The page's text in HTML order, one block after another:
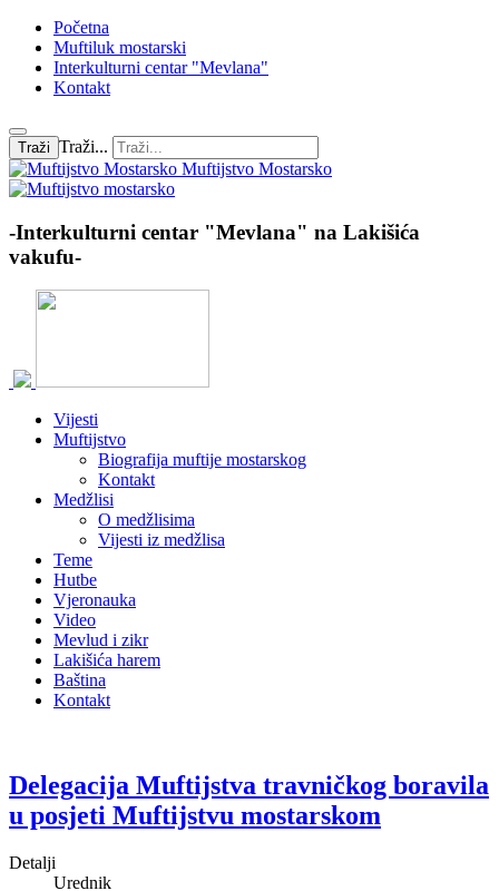
Početna
Muftiluk mostarski
Interkulturni centar "Mevlana"
Kontakt
Traži Traži...
Muftijstvo Mostarsko
-Interkulturni centar "Mevlana" na Lakišića
vakufu-
Vijesti
Muftijstvo
Biografija muftije mostarskog
Kontakt
Medžlisi
O medžlisima
Vijesti iz medžlisa
Teme
Hutbe
Vjeronauka
Video
Mevlud i zikr
Lakišića harem
Baština
Kontakt
Delegacija Muftijstva travničkog boravila
u posjeti Muftijstvu mostarskom
Detalji
Urednik